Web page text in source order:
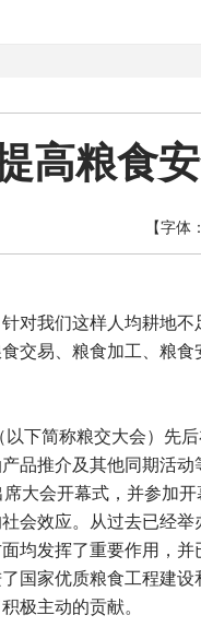
高粮食
【字体：
对我们这样人均耕地
交易、粮食加工、粮
下简称粮交大会）先
品推介及其他同期活
大会开幕式，并参加
会效应。从过去已经
均发挥了重要作用，
国家优质粮食工程建
极主动的贡献。